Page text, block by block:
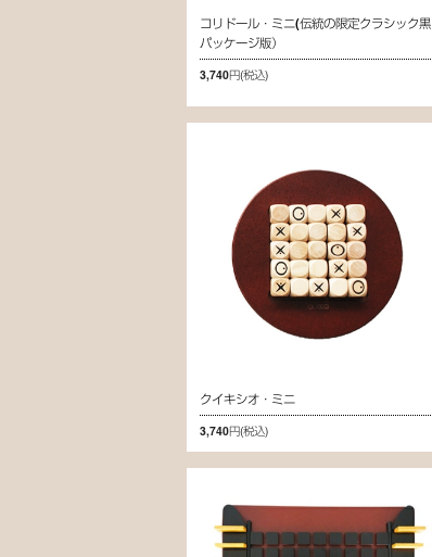
コリドール・ミニ(伝統の限定クラシック黒
パッケージ版）
3,740円(税込)
クイキシオ・ミニ
3,740円(税込)